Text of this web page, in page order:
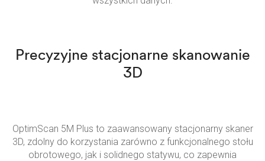
Precyzyjne stacjonarne skanowanie
3D
OptimScan 5M Plus to zaawansowany stacjonarny skaner
3D, zdolny do korzystania zarówno z funkcjonalnego stołu
obrotowego, jak i solidnego statywu, co zapewnia